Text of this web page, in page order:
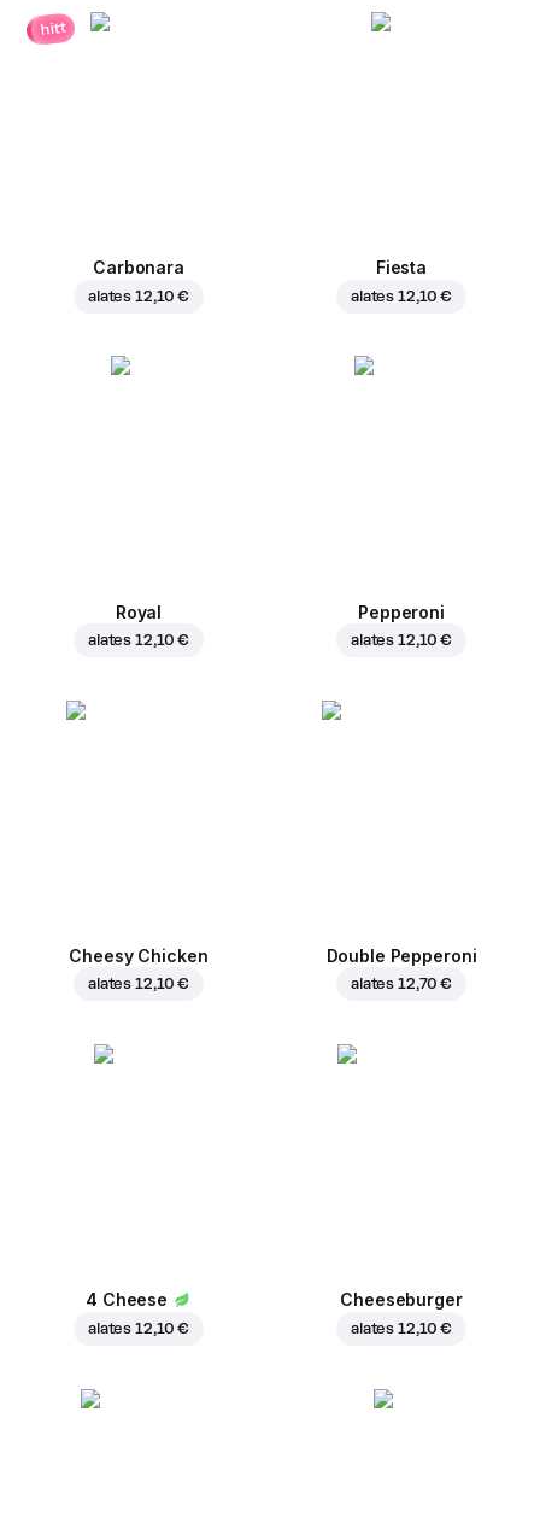
hitt
Carbonara
alates 12,10 €
Fiesta
alates 12,10 €
Royal
alates 12,10 €
Pepperoni
alates 12,10 €
Cheesy Chicken
alates 12,10 €
Double Pepperoni
alates 12,70 €
4 Cheese
alates 12,10 €
Cheeseburger
alates 12,10 €